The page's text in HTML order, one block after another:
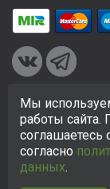
© 2005-2026 ООО
исключительно в
на сайте не
отношении
Мы
работы сайта.
соглашаетесь
согласно
данных.